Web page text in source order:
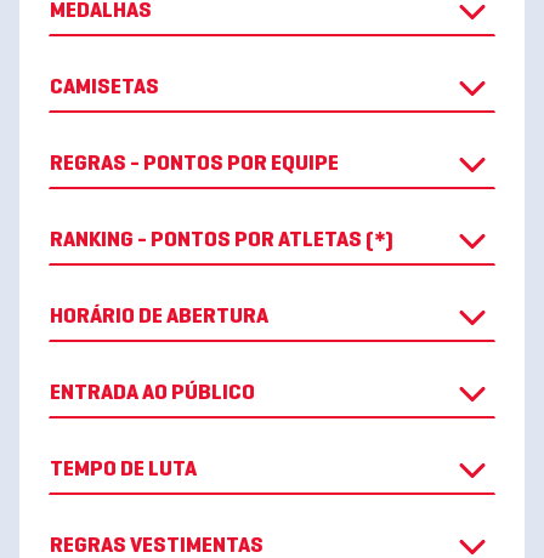
MEDALHAS
CAMISETAS
REGRAS - PONTOS POR EQUIPE
RANKING - PONTOS POR ATLETAS (*)
HORÁRIO DE ABERTURA
ENTRADA AO PÚBLICO
TEMPO DE LUTA
REGRAS VESTIMENTAS